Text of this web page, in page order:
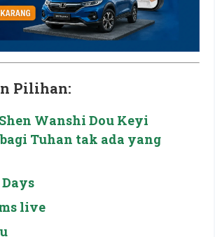
Pilihan:
Wanshi Dou Keyi
Tuhan tak ada yang
live